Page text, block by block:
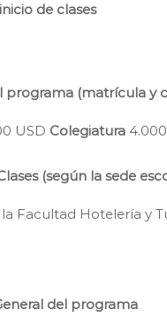
de clases
programa (matrícula y
USD Colegiatura
(según la sede
Hotelería y
del programa